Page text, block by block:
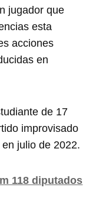
jugador que
esta
acciones
en
de 17
improvisado
julio de 2022.
118 diputados